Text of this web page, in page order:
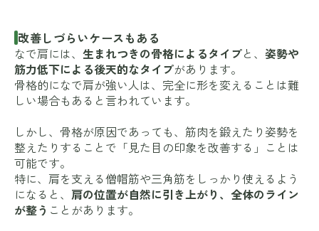
改善しづらいケースもある
なで肩には、 生まれつきの骨格によるタイプと、 姿勢や
筋力低下による後天的なタイプがあります。
骨格的になで肩が強い人は、完全に形を変えることは難
しい場合もあると言われています。
しかし、骨格が原因であっても、筋肉を鍛えたり姿勢を
整えたりすることで「見た目の印象を改善する」ことは
可能です。
特に、肩を支える僧帽筋や三角筋をしっかり使えるよう
になると、 肩の位置が自然に引き上がり、全体のライン
が整う ことがあります。